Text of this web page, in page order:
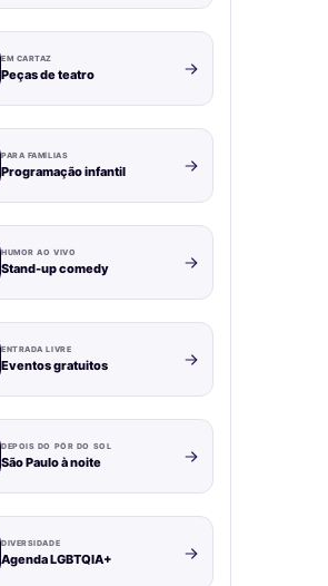
EM CARTAZ
Peças de teatro
PARA FAMÍLIAS
Programação infantil
HUMOR AO VIVO
Stand-up comedy
ENTRADA LIVRE
Eventos gratuitos
DEPOIS DO PÔR DO SOL
São Paulo à noite
DIVERSIDADE
Agenda LGBTQIA+